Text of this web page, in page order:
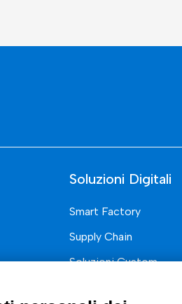
Soluzioni Digitali
Smart Factory
Supply Chain
Soluzioni Custom